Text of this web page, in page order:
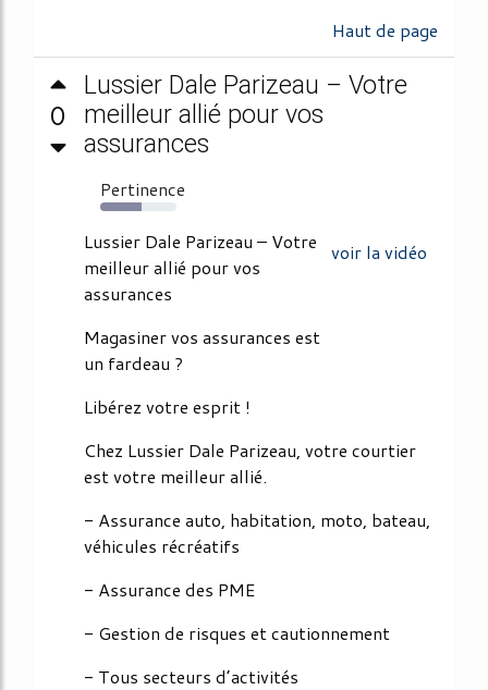
Haut de page
0
Lussier Dale Parizeau – Votre
meilleur allié pour vos
assurances
Pertinence
54%
voir la vidéo
Lussier Dale Parizeau – Votre
meilleur allié pour vos
assurances
Magasiner vos assurances est
un fardeau ?
Libérez votre esprit !
Chez Lussier Dale Parizeau, votre courtier
est votre meilleur allié.
- Assurance auto, habitation, moto, bateau,
véhicules récréatifs
- Assurance des PME
- Gestion de risques et cautionnement
- Tous secteurs d’activités